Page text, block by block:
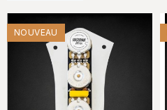
NOUVEAU